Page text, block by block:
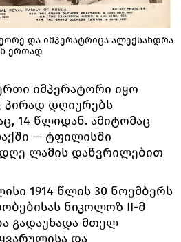
და იმპერატრიცა ალექსანდრა
ერთად
იმპერატორი იყო
დღიურებს
14 წლიდან. ამიტომაც
— ტფილისში
ლამის დაწვრილებით
1914 წლის 30 ნოემბერს
ნიკოლოზ II-მ
გადაუხადა მთელ
და